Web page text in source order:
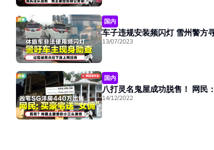
国内
车子违规安装频闪
13/07/2023
国内
八打灵名鬼屋成功脱售！ 网民
14/12/2022